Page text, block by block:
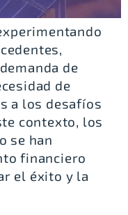
de
de
a los desafíos
contexto, los
se han
financiero
el éxito y la